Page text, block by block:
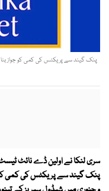
پنک گیند سے پریکٹس کی کمی کو جواز بنا
سری لنکا نے اولین ڈے نائٹ
پنک گیند سے پریکٹس کی کمی کو